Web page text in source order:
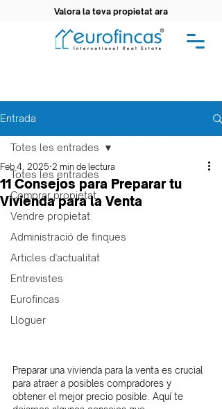
Valora la teva propietat ara
Entrada
Totes les entrades
Comprar propietat
Vendre propietat
Administració de finques
Articles d'actualitat
Entrevistes
Eurofincas
Lloguer
Totes les entrades
11 Consejos para Preparar tu
Vivienda para la Venta
Feb 4, 2025 2 min de lectura
Preparar una vivienda para la venta es crucial
para atraer a posibles compradores y
obtener el mejor precio posible. Aquí te